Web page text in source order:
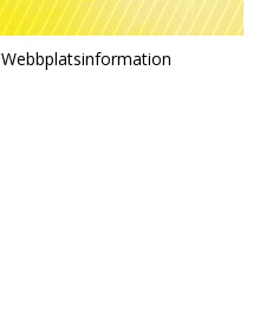
Webbplatsinformation